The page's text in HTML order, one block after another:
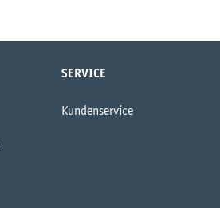
SERVICE
Kundenservice